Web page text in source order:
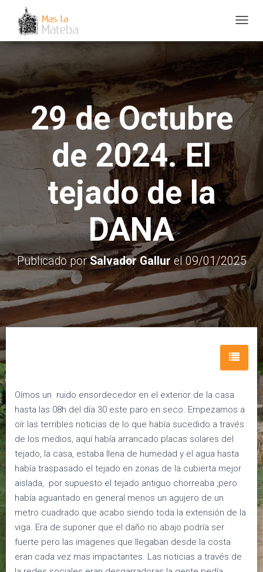
B
A
R
O
D
E
N
A
E
G
A
C
I
29 de Octubre
de 2024. El
tejado de la
DANA
Publicado porSalvador Gallur el09/01/2025
Oímos un ruido ensordecedor en el exterior de la casa
hasta las 08h del día 30 este paro en seco. Empezamos a
oír las terribles noticias de lo que había sucedido a través
de los medios, aquí había arrancado placas solares del
tejado, la casa, estaba llena de humedad y el agua hasta
había traspasado el tejado en zonas de la cubierta mejor
aislada, por supuesto el tejado antiguo chorreaba ,pero
había aguantado en general menos un agujero de un
metro cuadrado que acabo siendo toda la extensión de la
viga. Era de suponer que el daño rio abajo podría ser
fuerte pero las imagenes que llegaban desde la costa
eran cada vez mas impactantes. Las noticias a través de